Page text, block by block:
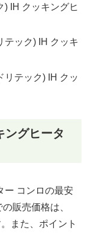
) IH クッキングヒ
テック) IH クッキ
リテック) IH クッ
グヒータ
ー コンロの最安
販売価格は、
また、ポイント